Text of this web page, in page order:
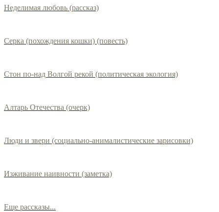
Неделимая любовь (рассказ)
Серка (похождения кошки) (повесть)
Стон по-над Волгой рекой (политическая экология)
Алтарь Отечества (очерк)
Люди и звери (социально-анималистические зарисовки)
Изживание наивности (заметка)
Еще рассказы...